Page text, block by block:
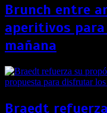
Brunch entre
aperitivos
mañana
Braedt